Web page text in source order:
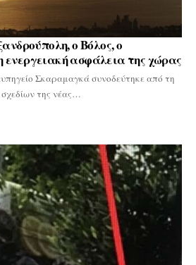
ο Βόλος, ο
ασφάλεια της χώρας
Σκαραμαγκά συνοδεύτηκε από τη
της νέας…